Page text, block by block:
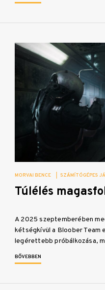
MORVAI BENCE SZÁMÍTÓGÉPES
Túlélés
A 2025 szeptemberében
kétségkívül a Bloober Team
legérettebb próbálkozása,
BŐVEBBEN